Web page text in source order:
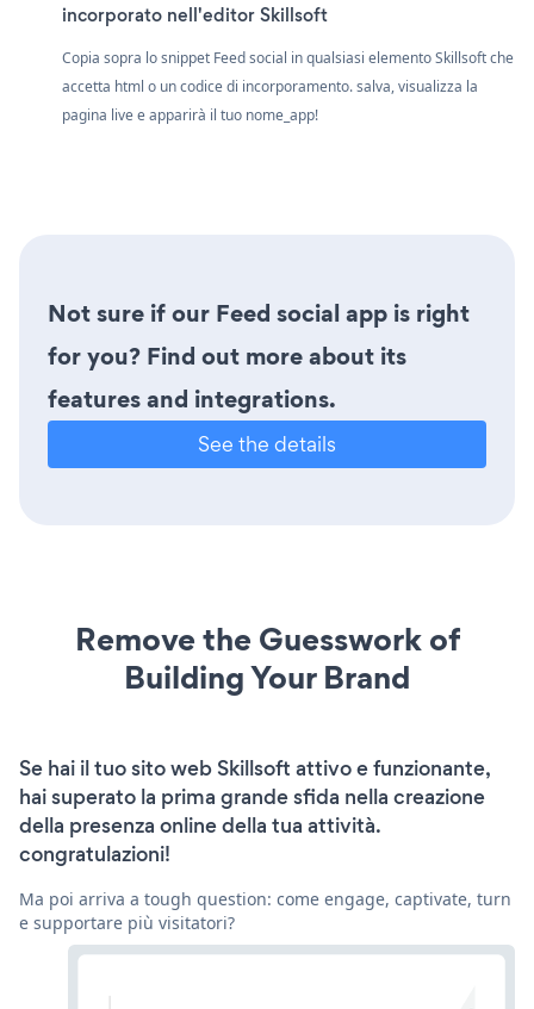
incorporato nell'editor Skillsoft
Copia sopra lo snippet Feed social in qualsiasi elemento Skillsoft che
accetta html o un codice di incorporamento. salva, visualizza la
pagina live e apparirà il tuo nome_app!
Not sure if our Feed social app is right
for you? Find out more about its
features and integrations.
See the details
Remove the Guesswork of
Building Your Brand
Se hai il tuo sito web Skillsoft attivo e funzionante,
hai superato la prima grande sfida nella creazione
della presenza online della tua attività.
congratulazioni!
Ma poi arriva a tough question: come engage, captivate, turn
e supportare più visitatori?